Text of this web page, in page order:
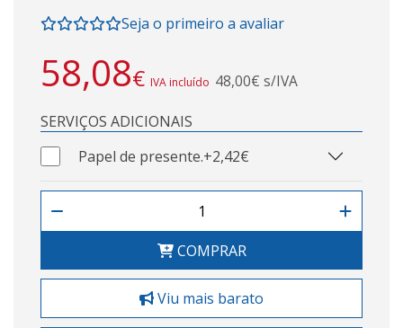
Seja o primeiro a avaliar
58,08€ IVA incluído 48,00€ s/IVA
SERVIÇOS ADICIONAIS
Papel de presente.+2,42€
COMPRAR
Viu mais barato